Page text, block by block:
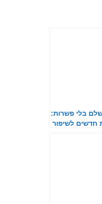
בלי פשרות:
חדשים לשיפור